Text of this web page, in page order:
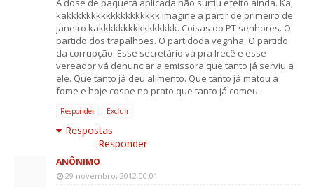
A dose de paquetá aplicada não surtiu efeito ainda. Ka,
kakkkkkkkkkkkkkkkkkkk.Imagine a partir de primeiro de
janeiro kakkkkkkkkkkkkkkkk. Coisas do PT senhores. O
partido dos trapalhões. O partidoda vegnha. O partido
da corrupção. Esse secretário vá pra Irecê e esse
vereador vá denunciar a emissora que tanto já serviu a
ele. Que tanto já deu alimento. Que tanto já matou a
fome e hoje cospe no prato que tanto já comeu.
Responder Excluir
Respostas
Responder
ANÔNIMO
29 novembro, 2012 00:01